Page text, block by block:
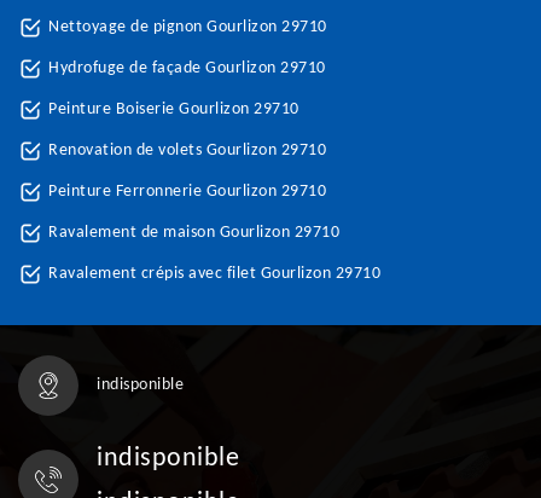
Nettoyage de pignon Gourlizon 29710
Hydrofuge de façade Gourlizon 29710
Peinture Boiserie Gourlizon 29710
Renovation de volets Gourlizon 29710
Peinture Ferronnerie Gourlizon 29710
Ravalement de maison Gourlizon 29710
Ravalement crépis avec filet Gourlizon 29710
indisponible
indisponible